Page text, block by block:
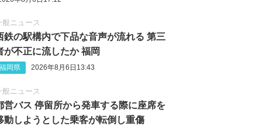
般ニュース
鉄の駅構内で下品な音声が流れる 第三
が不正に流したか 福岡
福岡県 2026年8月6日13:43
般ニュース
営バス 停留所から発車する際に座席を
動しようとした乗客が転倒し重傷